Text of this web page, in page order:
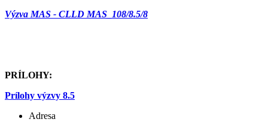
Výzva MAS - CLLD MAS_108/8.5/8
PRÍLOHY:
Prílohy výzvy 8.5
Adresa